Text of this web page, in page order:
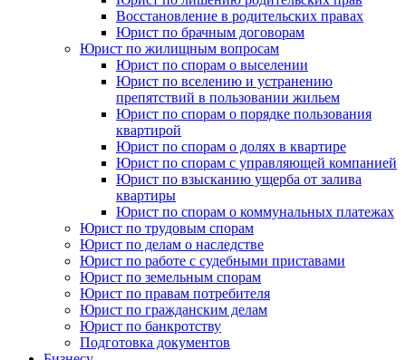
Восстановление в родительских правах
Юрист по брачным договорам
Юрист по жилищным вопросам
Юрист по спорам о выселении
Юрист по вселению и устранению
препятствий в пользовании жильем
Юрист по спорам о порядке пользования
квартирой
Юрист по спорам о долях в квартире
Юрист по спорам с управляющей компанией
Юрист по взысканию ущерба от залива
квартиры
Юрист по спорам о коммунальных платежах
Юрист по трудовым спорам
Юрист по делам о наследстве
Юрист по работе с судебными приставами
Юрист по земельным спорам
Юрист по правам потребителя
Юрист по гражданским делам
Юрист по банкротству
Подготовка документов